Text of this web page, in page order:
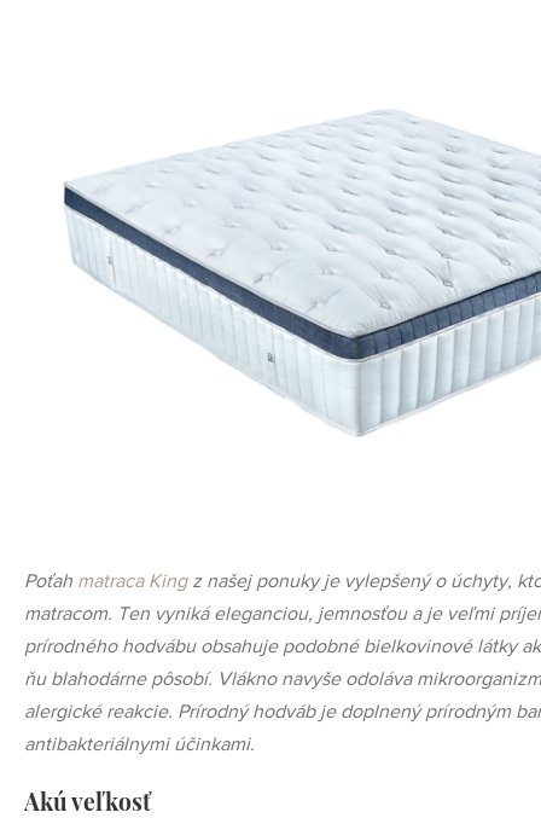
Poťah matraca Kingz našej ponuky je vylepšený o úchyty,
matracom. Ten vyniká eleganciou, jemnosťou a je veľmi
prírodného hodvábu obsahuje podobné bielkovinové látky
ňu blahodárne pôsobí. Vlákno navyše odoláva
alergické reakcie. Prírodný hodváb je doplnený prírodným
antibakteriálnymi účinkami.
Akú veľkosť